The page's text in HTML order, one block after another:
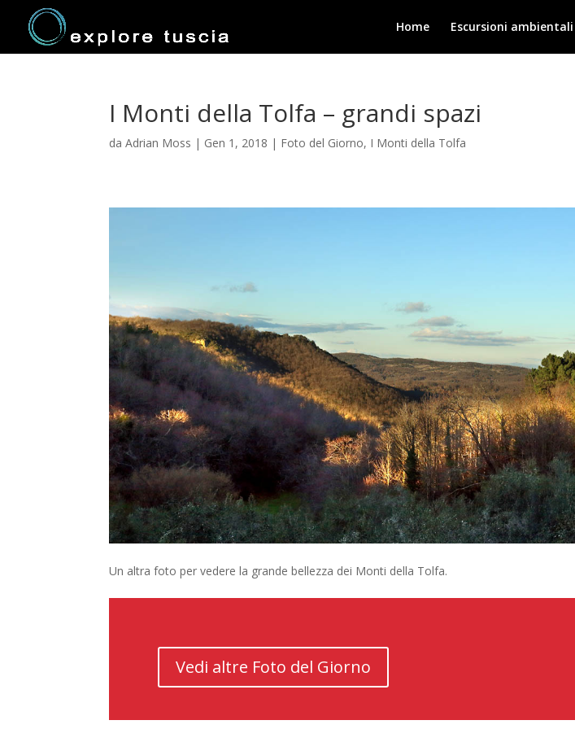
Home Escursioni ambientali
I Monti della Tolfa – grandi spazi
daAdrian Moss | Gen 1, 2018 | Foto del Giorno, I Monti della Tolfa
Un altra foto per vedere la grande bellezza dei Monti della Tolfa.
Vedi altre Foto del Giorno